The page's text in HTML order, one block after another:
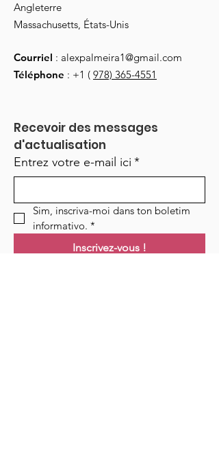
Angleterre
Massachusetts, États-Unis
Courriel : alexpalmeira1@gmail.com
Téléphone : +1 ( 978) 365-4551
Recevoir des messages
d'actualisation
Entrez votre e-mail ici *
Sim, inscriva-moi dans ton boletim
informativo. *
Inscrivez-vous !